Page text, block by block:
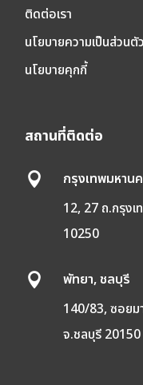
ติดต่อเรา
นโยบายความเป็นส่วนตัว
นโยบายคุกกี้
สถานที่ติดต่อ

กรุงเทพมหาน
12, 27 ถ.กรุง
10250

พัทยา, ชลบุรี
140/83, ซอยม
จ.ชลบุรี 20150